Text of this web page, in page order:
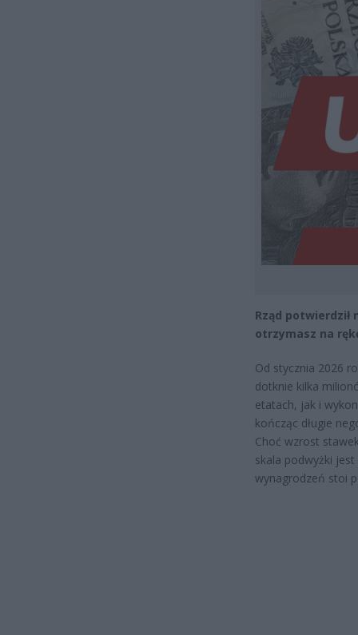
Rząd potwierdził
otrzymasz na
Od stycznia 2026
dotknie kilka
etatach, jak i
kończąc długie
Choć wzrost
skala podwyżki
wynagrodzeń stoi